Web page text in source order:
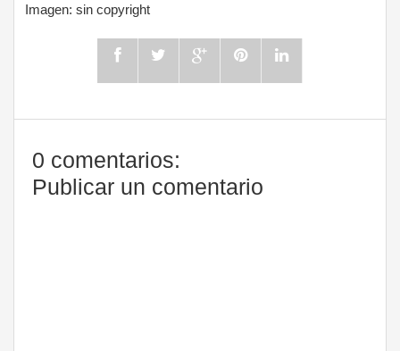
Imagen: sin copyright
0 comentarios:
Publicar un comentario